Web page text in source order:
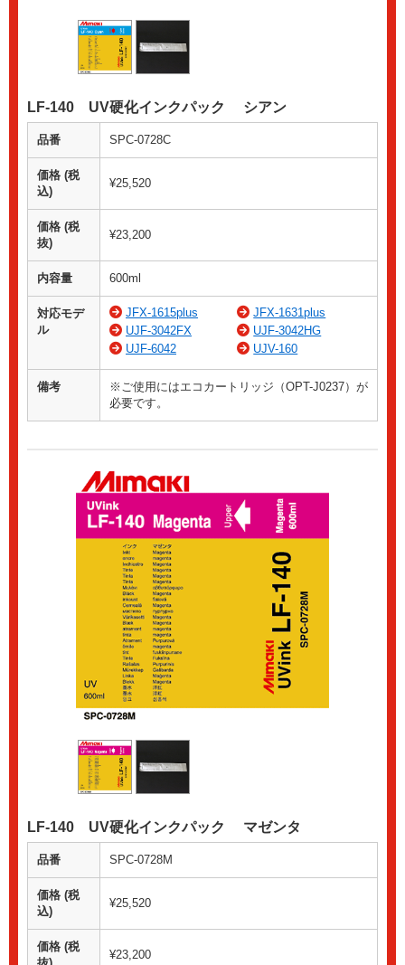
LF-140 UV硬化インクパック シアン
品番 SPC-0728C
価格 (税
込)
¥25,520
価格 (税
抜)
¥23,200
内容量 600ml
対応モデ
ル
JFX-1615plus
JFX-1631plus
UJF-3042FX
UJF-3042HG
UJF-6042
UJV-160
備考
※ご使用にはエコカートリッジ（OPT-J0237）が
必要です。
LF-140 UV硬化インクパック マゼンタ
品番 SPC-0728M
価格 (税
込)
¥25,520
価格 (税
¥23,200